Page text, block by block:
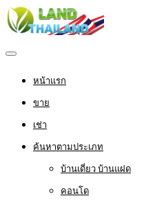
หน้าแรก
ขาย
เช่า
ค้นหาตามประเภท
บ้านเดี่ยว บ้านแฝด
คอนโด